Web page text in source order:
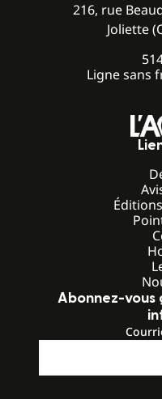
216, rue
Joliette
Ligne sans
Abonnez-